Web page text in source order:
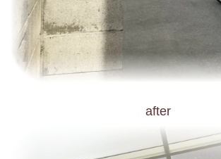
after